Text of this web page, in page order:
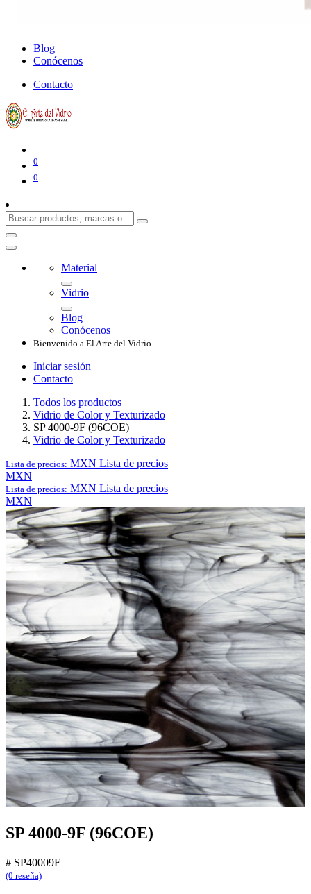
Blog
Conócenos
Contacto
0
0
Material
Vidrio
Blog
Conócenos
Bienvenido a El Arte del Vidrio
Iniciar sesión
Contacto
Todos los productos
Vidrio de Color y Texturizado
SP 4000-9F (96COE)
Vidrio de Color y Texturizado
Lista de precios: MXN Lista de precios
MXN
Lista de precios: MXN Lista de precios
MXN
SP 4000-9F (96COE)
# SP40009F
(0 reseña)